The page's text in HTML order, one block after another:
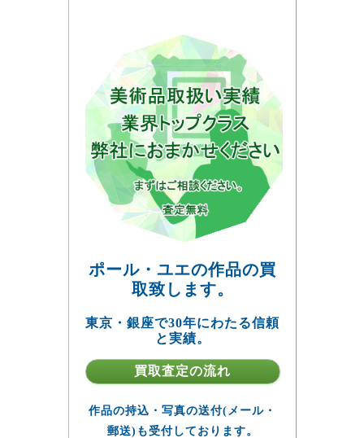
ポール・ユエの作品の買
取致します。
東京・銀座で30年にわたる信頼
と実績。
買取査定の流れ
作品の持込・写真の送付(メール・
郵送)も受付しております。